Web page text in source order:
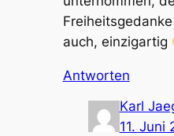
auch, einzigartig
Antworten
Karl
11. Juni